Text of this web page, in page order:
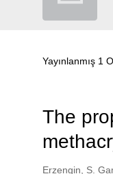
Yayınlanmış 1
The
Oluşturanlar
Erzengin, S.